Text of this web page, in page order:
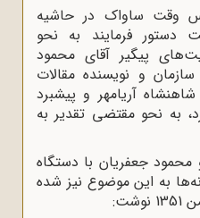
وقت ساواک در حاشیه
دستور فرمایند به نحو
پیگیر آقای محمود
و نویسنده مقالات
آریامهر و پیشبرد
به نحو مقتضی تقدیر به
جعفریان با دستگاه
به این موضوع نیز شده